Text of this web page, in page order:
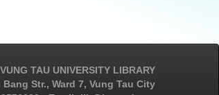
TAU UNIVERSITY LIBRARY
Bang Str., Ward 7, Vung Tau City